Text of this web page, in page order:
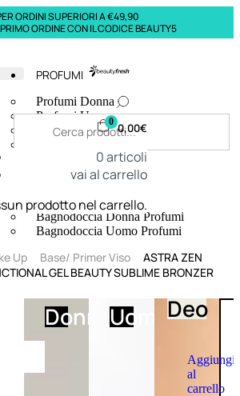
ORDINI SUPERIORI A €49,90
ORDINE CON IL CODICE BEAUTY5
PROFUMI
Profumi Donna
Profumi Uomo
Deodoranti Donna
Corpo Donna
Corpo Uomo
Creme Mani
Bagnodoccia Donna Profumi
Bagnodoccia Uomo Profumi
DonnaUomoDeo
Aggiungi
al
carrello
0 0,00€
0articoli
vai al carrello
prodotto nel carrello.
Up Base/ Primer Viso
ASTRA ZEN
GEL BEAUTY SUBLIME BRONZER